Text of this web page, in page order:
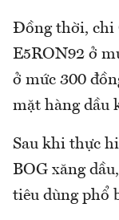
Đồng thời, chi
E5RON92 ở
ở mức 300
mặt hàng dầu
Sau khi thực
BOG xăng
tiêu dùng phổ